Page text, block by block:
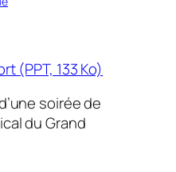
(PPT, 133 Ko)
soirée de
du Grand